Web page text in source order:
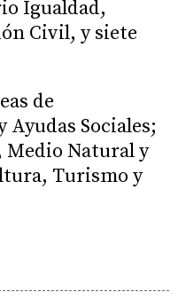
Igualdad,
Civil, y siete
de
Sociales;
Natural y
Turismo y